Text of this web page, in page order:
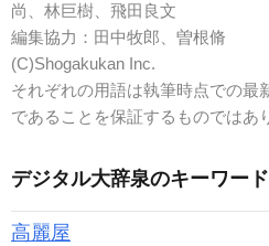
尚、林巨樹、飛田良文
編集協力：田中牧郎、曽根脩
(C)Shogakukan Inc.
それぞれの用語は執筆時点での最
であることを保証するものではあ
デジタル大辞泉のキーワー
高麗屋